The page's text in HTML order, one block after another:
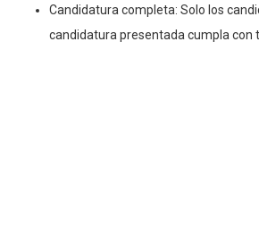
Candidatura completa: Solo los
candidatura presentada cumpla con